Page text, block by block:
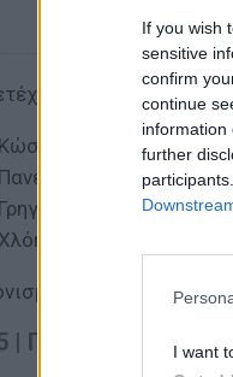
If you wish
sensitive
confirm
continue
information
further
I want
Κώστας
Πανεπιστήμιο Αιγαίου
Γρηγόρης Βαλλιανάτος
Χλόη Κολύρη, Ψυχίατρος,
Φοίβος Σακαλής
| Προβολή ταινιών